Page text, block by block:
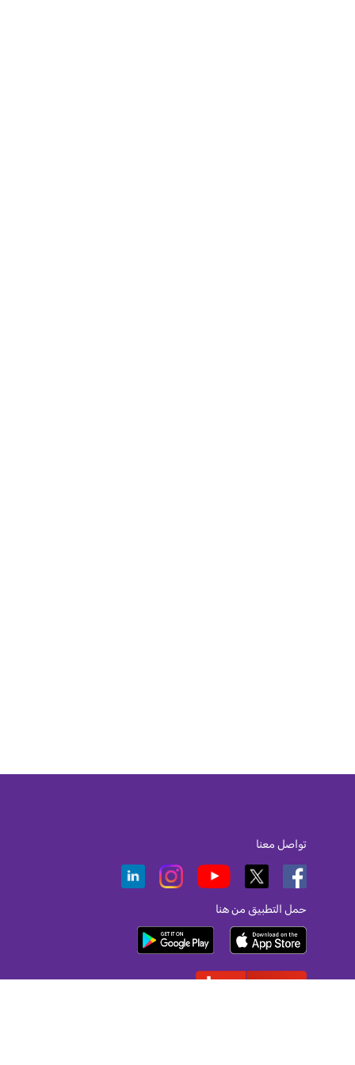
تواصل معنا
حمل التطبيق من هنا